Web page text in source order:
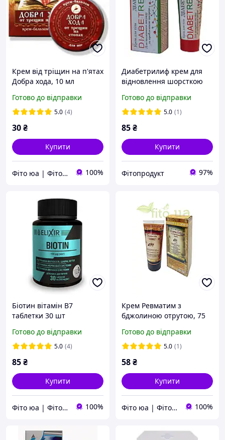
Крем від тріщин на п'ятах
Добра хода, 10 мл
Готово до відправки
5.0 (4)
30₴
Купити
Фіто юа | Фітоаптека 100%
Диабетрилиф крем для
відновлення шорсткою
Готово до відправки
5.0 (1)
85₴
Купити
Фітопродукт 97%
Біотин вітамін В7
таблетки 30 шт
Готово до відправки
5.0 (4)
85₴
Купити
Фіто юа | Фітоаптека 100%
Крем Ревматим з
бджолиною отрутою, 75
Готово до відправки
5.0 (1)
58₴
Купити
Фіто юа | Фітоаптека 100%